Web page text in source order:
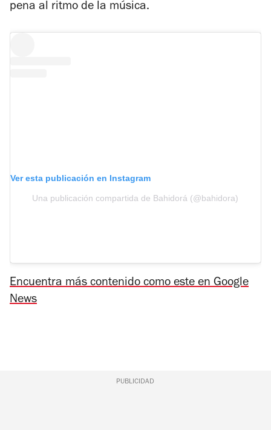
pena al ritmo de la música.
Ver esta publicación en Instagram
Una publicación compartida de Bahidorá (@bahidora)
Encuentra más contenido como este en Google
News
PUBLICIDAD